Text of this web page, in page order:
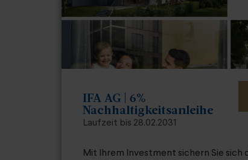
IFA AG | 6%
Nachhaltigkeitsanleihe
Laufzeit bis 28.02.2031
Mit Ihrem Investment sichern Sie